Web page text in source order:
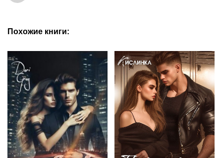
Похожие книги: